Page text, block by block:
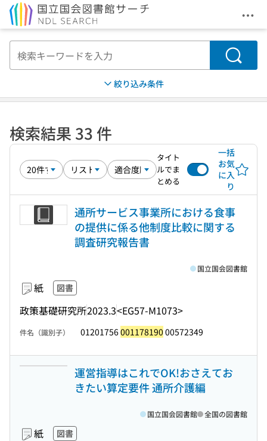
メ
検索
絞り込み条件
検索結果 33 件
タイト
ルでま
とめる
一括
お気
に入
り
通所サービス事業所における食事
の提供に係る他制度比較に関する
調査研究報告書
紙 図書
政策基礎研究所2023.3<EG57-M1073>
国立国会図書館
件名（識別子） 01201756001178190 00572349
運営指導はこれでOK!おさえてお
きたい算定要件 通所介護編
紙 図書
国立国会図書館 全国の図書館